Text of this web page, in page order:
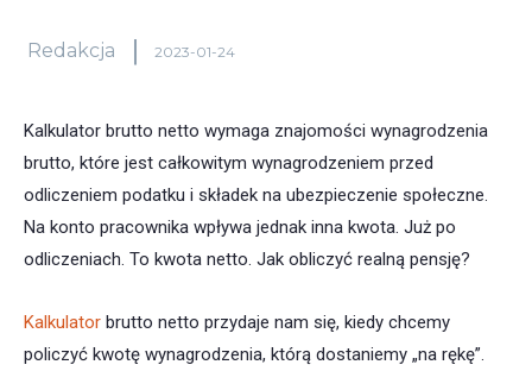
Redakcja 2023-01-24
Kalkulator brutto netto wymaga znajomości wynagrodzenia
brutto, które jest całkowitym wynagrodzeniem przed
odliczeniem podatku i składek na ubezpieczenie społeczne.
Na konto pracownika wpływa jednak inna kwota. Już po
odliczeniach. To kwota netto. Jak obliczyć realną pensję?
Kalkulator brutto netto przydaje nam się, kiedy chcemy
policzyć kwotę wynagrodzenia, którą dostaniemy „na rękę”.